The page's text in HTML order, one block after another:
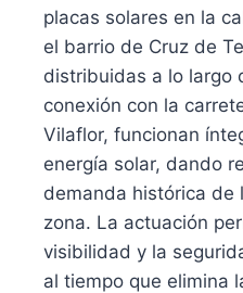
placas solares en la
el barrio de Cruz de
distribuidas a lo largo
conexión con la
Vilaflor, funcionan
energía solar, dando
demanda histórica de
zona. La actuación
visibilidad y la
al tiempo que elimina